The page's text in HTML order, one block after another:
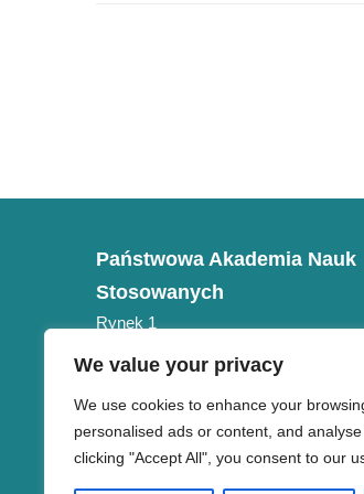
We value your privacy
We use cookies to enhance your
personalised ads or content, and
clicking "Accept All", you consent to our
Państwowa Akademia Nauk
Stosowanych
Rynek 1
NIP 684-21-75-051